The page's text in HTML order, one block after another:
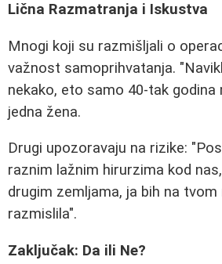
Lična Razmatranja i Iskustva
Mnogi koji su razmišljali o
važnost samoprihvatanja.
nekako, eto samo 40-tak godina
jedna žena.
Drugi upozoravaju na rizike:
raznim lažnim hirurzima kod
drugim zemljama, ja bih na
razmislila".
Zaključak: Da ili Ne?